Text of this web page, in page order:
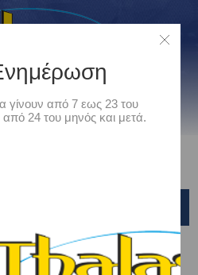
Μεσα Πρόσδεσης & Αγκυροβολίας /
γίνουν από 7 εως 23 του
24 του μηνός και μετά.